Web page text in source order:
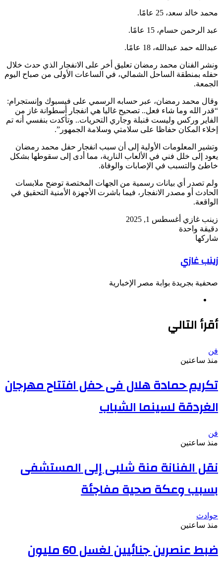
محمد خالد سعد، 25 عامًا.
عبد الرحمن حسام، 15 عامًا.
عبدالله حمد عبدالله، 18 عامًا.
ونشر الفنان محمد رمضان تعليق أخر على الانفجار الذي حدث خلال
حفله بمنطقة الساحل الشمالي، في الساعات الأولى من صباح اليوم
الجمعة.
وقال محمد رمضان، عبر حسابه الرسمي على فيسبوك وإنستجرام:
“قدر الله وما شاء فعل.. تصحيح غاليا هي انفجار أسطوانة غاز من
الفاير وركس وليست قنبلة وجاري التحريات.. وتأكدت بنفسي أنه تم
إخلاء المكان حفاظا على سلامتي وسلامة الجمهور”.
وتشير المعلومات الأولية إلى أن سبب انفجار حفل محمد رمضان
يعود إلى خلل فني في الألعاب النارية، مما أدى إلى سقوطها بشكل
خاطئ والتسبب في الإصابات والوفاة.
ولم تصدر أي بيانات رسمية من الجهات المختصة توضح ملابسات
الحادث أو مصدر الانفجار، فيما باشرت الأجهزة الأمنية التحقيق في
الواقعة.
زينب غازي أرسل
بريدا
أغسطس 1, 2025
دقيقة واحدة
فيسبوك
‫X
لينكدإن
بينتيريست
‫Pocket
واتساب
تيلقرام
ڤايبر
لاين
شاركها
عبر
البريد
زينب غازي
صحفية بجريدة بوابة مصر الإخبارية
أقرأ التالي
فن
منذ ساعتين
تكريم حمادة هلال فى حفل افتتاح مهرجان
الغردقة لسينما الشباب
فن
منذ ساعتين
نقل الفنانة منة شلبى إلى المستشفى
بسبب وعكة صحية مفاجئة
حوادث
منذ ساعتين
ضبط عنصرين جنائيين لغسل 60 مليون